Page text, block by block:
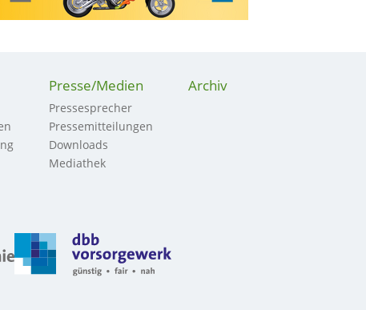
Presse/Medien
Pressesprecher
Pressemitteilungen
Downloads
Mediathek
Archiv